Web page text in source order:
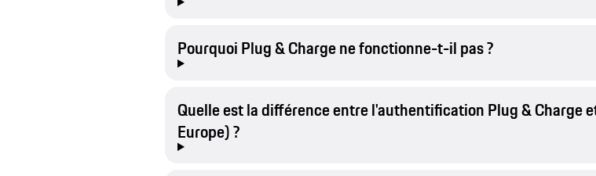
Pourquoi Plug & Charge ne fonctionne-t-il pas ?
Quelle est la différence entre l'authentification Plug & Charge
Europe) ?